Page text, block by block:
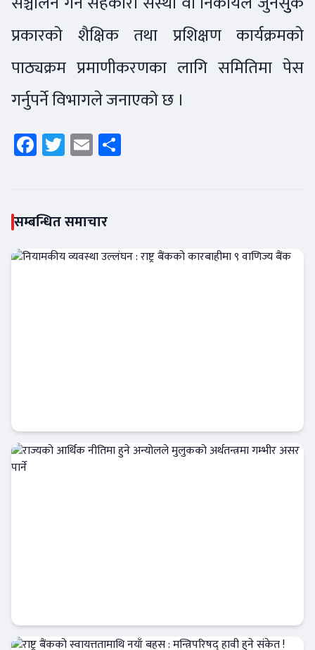
प्रकारको शैक्षिक तथा प्रशिक्षण कार्यक्रमको
पाठ्यक्रम प्रमाणीकरणका लागि समितिमा पेस
गर्नुपर्ने विभागले जनाएको छ ।
Facebook
Twitter
Email
सम्बन्धित समाचार
आजको विशेष
Banner News